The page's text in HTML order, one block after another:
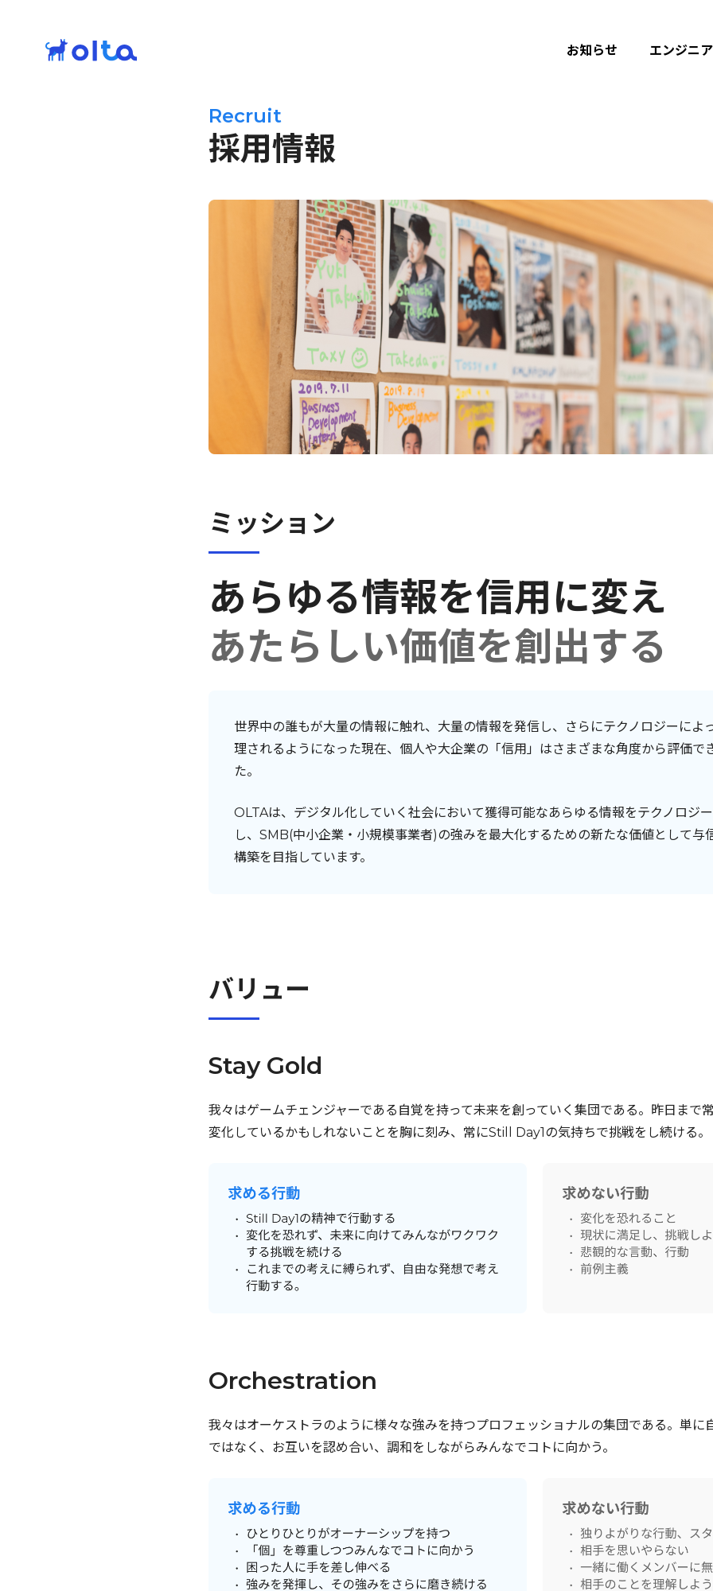
お知らせ エンジニ
Recruit
採用情報
ミッション
あらゆる情報を信用に変え
あたらしい価値を創出する
世界中の誰もが大量の情報に触れ、大量の情報を発信し、さらにテクノロジーによ
理されるようになった現在、個人や大企業の「信用」はさまざまな角度から評価で
た。
OLTAは、デジタル化していく社会において獲得可能なあらゆる情報をテクノロジ
し、SMB(中小企業・小規模事業者)の強みを最大化するための新たな価値として与
構築を目指しています。
バリュー
Stay Gold
我々はゲームチェンジャーである自覚を持って未来を創っていく集団である。昨日まで
変化しているかもしれないことを胸に刻み、常にStill Day1の気持ちで挑戦をし続ける。
Orchestration
我々はオーケストラのように様々な強みを持つプロフェッショナルの集団である。単に
ではなく、お互いを認め合い、調和をしながらみんなでコトに向かう。